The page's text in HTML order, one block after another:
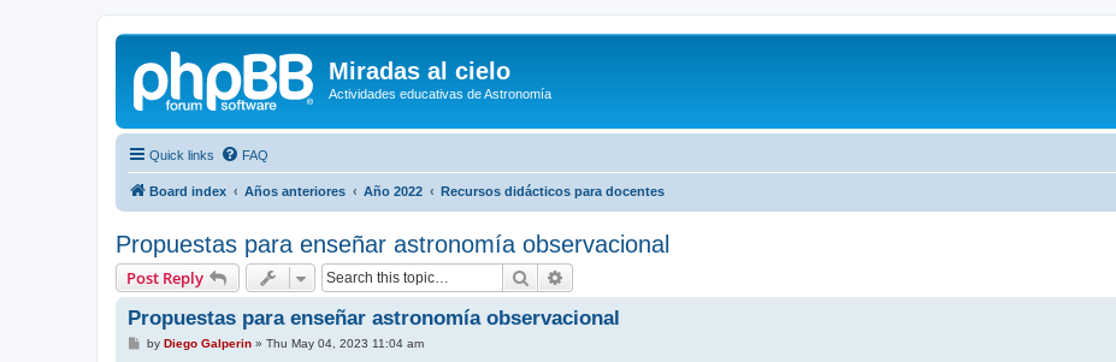
Miradas al cielo
Actividades educativas de Astronomía
Quick links FAQ
Board index Años anteriores Año 2022 Recursos didácticos para docentes
Propuestas para enseñar astronomía observacional
Post Reply Search
Propuestas para enseñar astronomía observacional
Pby Diego Galperin» Thu May 04, 2023 11:04 am